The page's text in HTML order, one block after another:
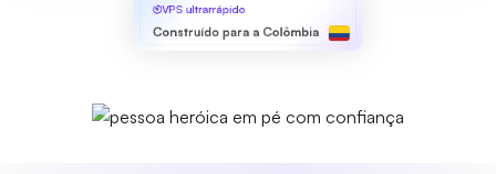
VPS ultrarrápido
Construído para a Colômbia